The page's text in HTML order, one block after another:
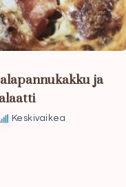
ja
Keskivaikea